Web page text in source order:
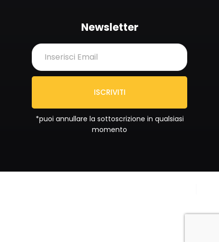
Newsletter
ISCRIVITI
*puoi annullare la sottoscrizione in qualsiasi
momento